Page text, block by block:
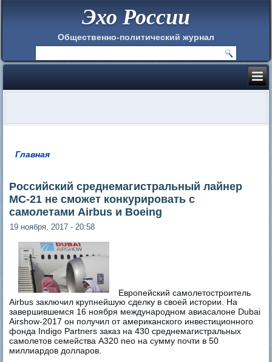
Эхо России
Общественно-политический журнал
Главная
Российский среднемагистральный лайнер
МС-21 не сможет конкурировать с
самолетами Airbus и Boeing
19 ноября, 2017 - 20:58
Европейский самолетостроитель
Airbus заключил крупнейшую сделку в своей истории. На
завершившемся 16 ноября международном авиасалоне Dubai
Airshow-2017 он получил от американского инвестиционного
фонда Indigo Partners заказ на 430 среднемагистральных
самолетов семейства A320 neo на сумму почти в 50
миллиардов долларов.